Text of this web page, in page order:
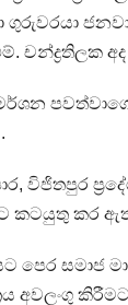
චන්ද්‍රතිලක
විජිතපුර
කටයුතු කර
පෙර
අවලංගු